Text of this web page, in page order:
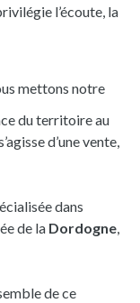
l’écoute, la
mettons notre
du territoire au
d’une vente,
dans
de la Dordogne,
de ce